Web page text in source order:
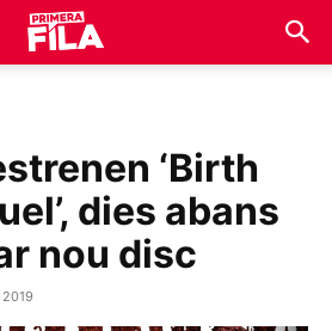
‘Birth
dies abans
nou disc